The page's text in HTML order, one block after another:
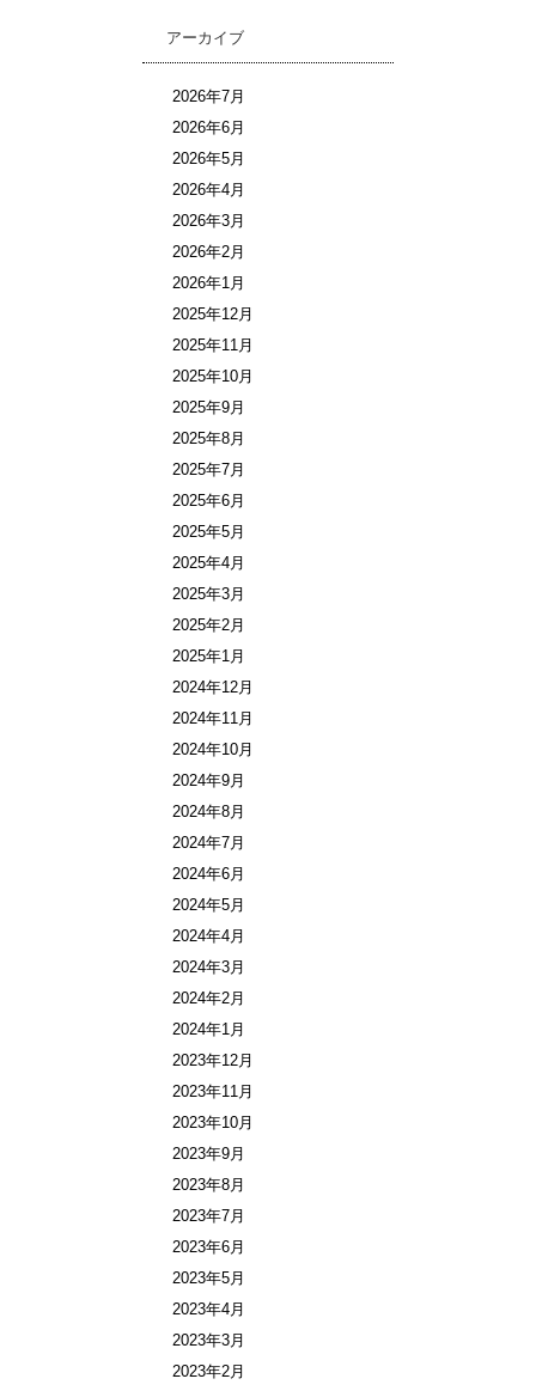
アーカイブ
2026年7月
2026年6月
2026年5月
2026年4月
2026年3月
2026年2月
2026年1月
2025年12月
2025年11月
2025年10月
2025年9月
2025年8月
2025年7月
2025年6月
2025年5月
2025年4月
2025年3月
2025年2月
2025年1月
2024年12月
2024年11月
2024年10月
2024年9月
2024年8月
2024年7月
2024年6月
2024年5月
2024年4月
2024年3月
2024年2月
2024年1月
2023年12月
2023年11月
2023年10月
2023年9月
2023年8月
2023年7月
2023年6月
2023年5月
2023年4月
2023年3月
2023年2月